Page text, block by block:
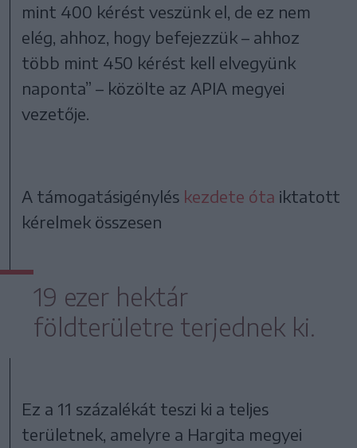
mint 400 kérést veszünk el, de ez nem
elég, ahhoz, hogy befejezzük – ahhoz
több mint 450 kérést kell elvegyünk
naponta” – közölte az APIA megyei
vezetője.
A támogatásigénylés kezdete óta iktatott
kérelmek összesen
19 ezer hektár
földterületre terjednek ki.
Ez a 11 százalékát teszi ki a teljes
területnek, amelyre a Hargita megyei